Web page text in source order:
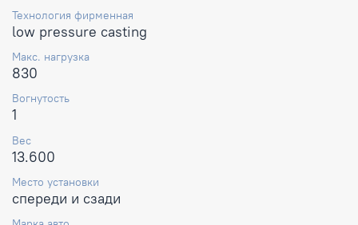
Технология фирменная
low pressure casting
Макс. нагрузка
830
Вогнутость
1
Вес
13.600
Место установки
спереди и сзади